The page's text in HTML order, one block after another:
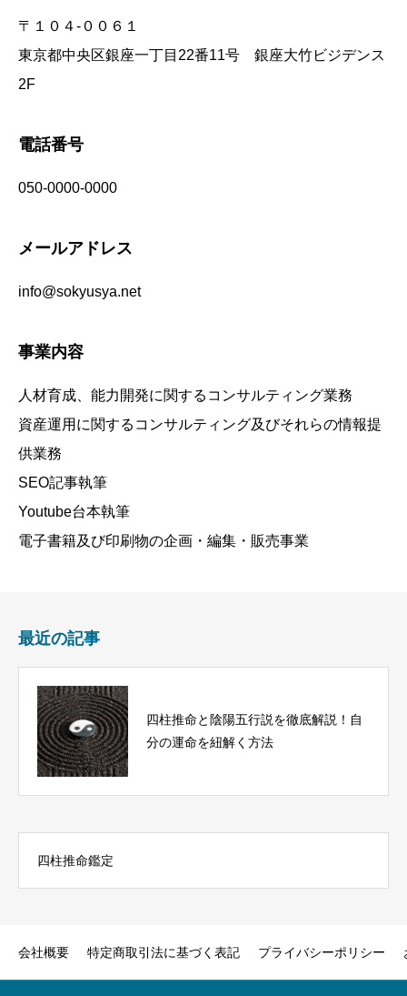
〒１０４-００６１
東京都中央区銀座一丁目22番11号 銀座大竹ビジデンス
2F
電話番号
050-0000-0000
メールアドレス
info@sokyusya.net
事業内容
人材育成、能力開発に関するコンサルティング業務
資産運用に関するコンサルティング及びそれらの情報提
供業務
SEO記事執筆
Youtube台本執筆
電子書籍及び印刷物の企画・編集・販売事業
最近の記事
四柱推命と陰陽五行説を徹底解説！自
分の運命を紐解く方法
四柱推命鑑定
会社概要 特定商取引法に基づく表記 プライバシーポリシー